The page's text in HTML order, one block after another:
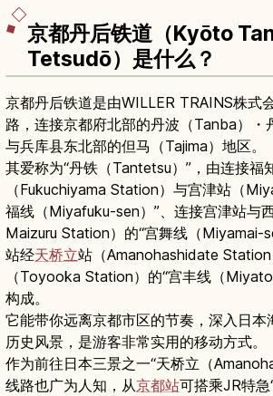
京都丹后铁道（Kyōto
Tetsudō）是什么？
京都丹后铁道是由WILLER TRAINS株式
路，连接京都府北部的丹波（Tanba）・
与兵库县东北部的但马（Tajima）地区。
其爱称为“丹铁（Tantetsu）”，由连接福
（Fukuchiyama Station）与宫津站（
福线（Miyafuku-sen）”、连接宫津站与
Maizuru Station）的“宫舞线（Miyamai-
站经天桥立站（Amanohashidate
（Toyooka Station）的“宫丰线（
构成。
它能带你远离京都市区的节奏，深入日本
历史风景，是游客非常实用的移动方式。
作为前往日本三景之一“天桥立（
线路也广为人知，从京都站可搭乘JR特急